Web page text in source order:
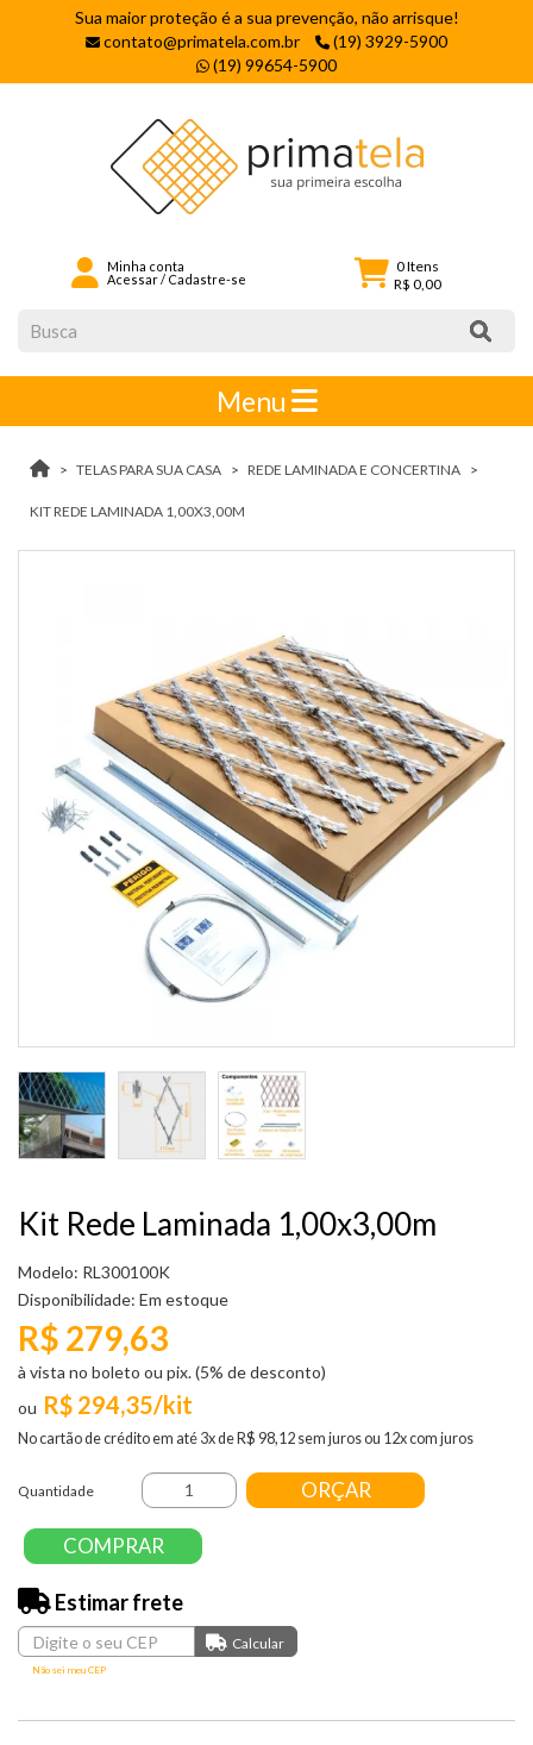
Sua maior proteção é a sua prevenção, não arrisque!
contato@primatela.com.br
(19) 3929-5900
(19) 99654-5900
Minha conta
Acessar/ Cadastre-se
0Itens
R$ 0,00
Menu
TELAS PARA SUA CASA REDE LAMINADA E CONCERTINA
KIT REDE LAMINADA 1,00X3,00M
Kit Rede Laminada 1,00x3,00m
Modelo: RL300100K
Disponibilidade: Em estoque
R$ 294,35/kit
No cartão de crédito em até 3x de R$ 98,12 sem juros ou 12x com juros
R$ 279,63
à vista no boleto ou pix. (5% de desconto)
Quantidade ORÇAR
COMPRAR
Estimar frete
Não sei meu CEP